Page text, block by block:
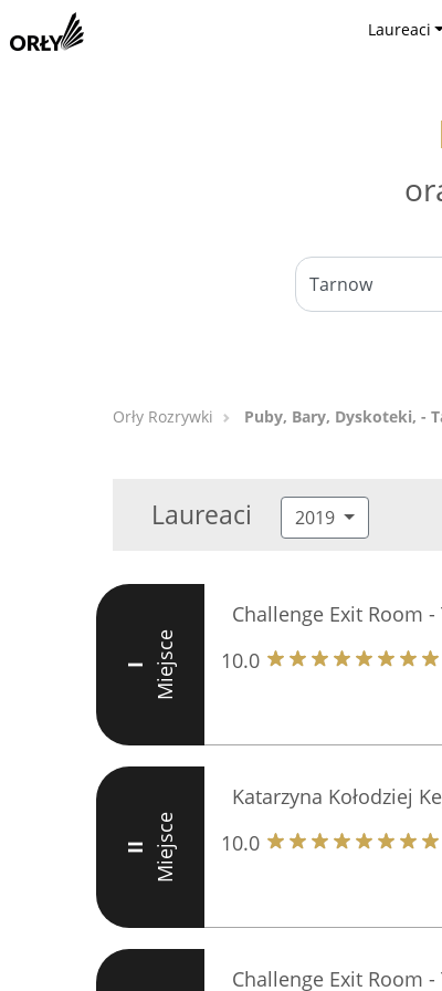
Laureaci
Orły Rozrywki Puby, Bary, Dyskoteki, -
Laureaci 2019
I Miejsce
Challenge Exit Room
10.0
II Miejsce
Katarzyna Kołodziej
10.0
Challenge Exit Room